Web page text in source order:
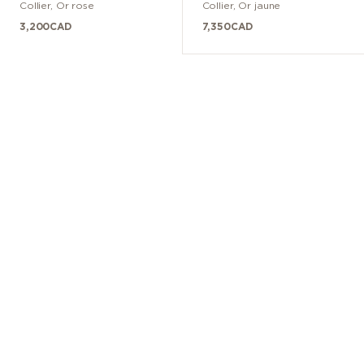
Collier, Or rose
3,200CAD
Collier, Or jaune
7,350CAD